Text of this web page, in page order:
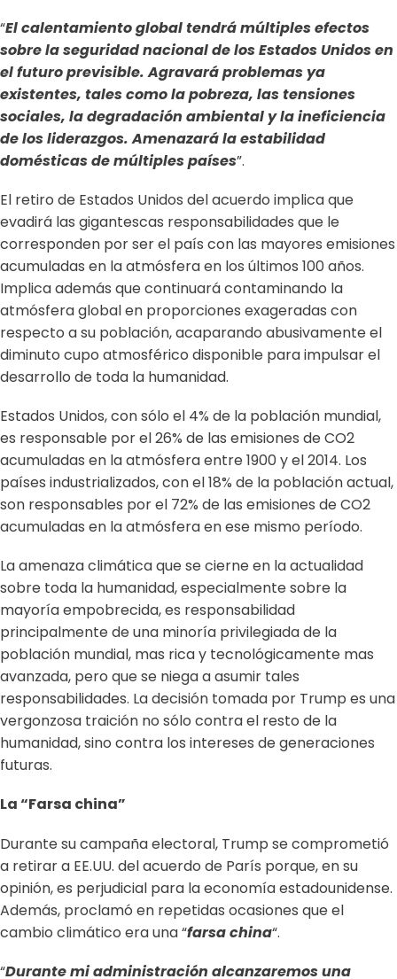
“El calentamiento global tendrá múltiples efectos
sobre la seguridad nacional de los Estados Unidos en
el futuro previsible. Agravará problemas ya
existentes, tales como la pobreza, las tensiones
sociales, la degradación ambiental y la ineficiencia
de los liderazgos. Amenazará la estabilidad
domésticas de múltiples países”.
El retiro de Estados Unidos del acuerdo implica que
evadirá las gigantescas responsabilidades que le
corresponden por ser el país con las mayores emisiones
acumuladas en la atmósfera en los últimos 100 años.
Implica además que continuará contaminando la
atmósfera global en proporciones exageradas con
respecto a su población, acaparando abusivamente el
diminuto cupo atmosférico disponible para impulsar el
desarrollo de toda la humanidad.
Estados Unidos, con sólo el 4% de la población mundial,
es responsable por el 26% de las emisiones de CO2
acumuladas en la atmósfera entre 1900 y el 2014. Los
países industrializados, con el 18% de la población actual,
son responsables por el 72% de las emisiones de CO2
acumuladas en la atmósfera en ese mismo período.
La amenaza climática que se cierne en la actualidad
sobre toda la humanidad, especialmente sobre la
mayoría empobrecida, es responsabilidad
principalmente de una minoría privilegiada de la
población mundial, mas rica y tecnológicamente mas
avanzada, pero que se niega a asumir tales
responsabilidades. La decisión tomada por Trump es una
vergonzosa traición no sólo contra el resto de la
humanidad, sino contra los intereses de generaciones
futuras.
La “Farsa china”
Durante su campaña electoral, Trump se comprometió
a retirar a EE.UU. del acuerdo de París porque, en su
opinión, es perjudicial para la economía estadounidense.
Además, proclamó en repetidas ocasiones que el
cambio climático era una “farsa china“.
“Durante mi administración alcanzaremos una